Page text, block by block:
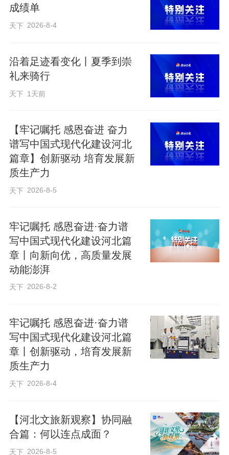
特战队员。为熟练掌握攀登科目，他每天
绑着沙袋在攀登楼爬上爬下，指尖磨出的
血泡变成厚茧；为提升射击精度，他在烈
日下举枪数小时，手臂酸到抬不起来也咬
牙坚持。2010年，在武警河北总队反恐分
体总分第一名，个人还斩获攀登科目桂
冠。2011年的全省武警大比武中，他再度
夺冠，荣立个人三等功。
功，更将忠诚与担当刻进灵魂深处。
成绩单
天下 2026-8-4
沿着足迹看变化丨夏季到崇
礼来骑行
天下 1天前
【牢记嘱托 感恩奋进 奋力
谱写中国式现代化建设河北
篇章】创新驱动 培育发展新
质生产力
天下 2026-8-5
牢记嘱托 感恩奋进·奋力谱
写中国式现代化建设河北篇
章丨向新向优，高质量发展
动能澎湃
天下 2026-8-2
牢记嘱托 感恩奋进·奋力谱
写中国式现代化建设河北篇
章丨创新驱动，培育发展新
质生产力
天下 2026-8-4
【河北文旅新观察】协同融
合篇：何以连点成面？
天下 2026-8-5